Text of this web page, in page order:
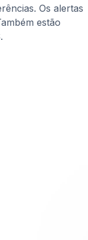
Os alertas
estão